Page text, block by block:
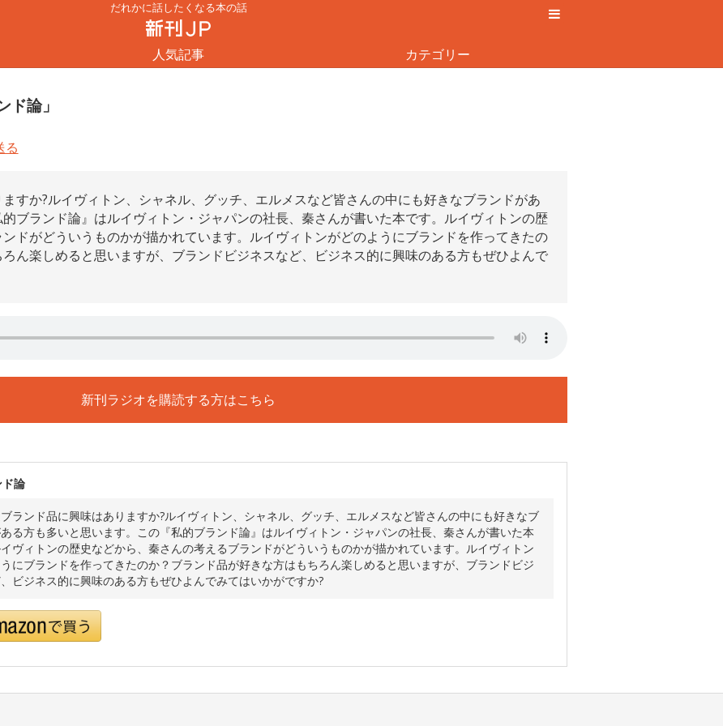
だれかに話したくなる本の話
人気記事 カテゴリー
論」
すか?ルイヴィトン、シャネル、グッチ、エルメスなど皆さんの中にも好きなブランドがあ
ブランド論』はルイヴィトン・ジャパンの社長、秦さんが書いた本です。ルイヴィトンの歴
ドがどういうものかが描かれています。ルイヴィトンがどのようにブランドを作ってきたの
ん楽しめると思いますが、ブランドビジネスなど、ビジネス的に興味のある方もぜひよんで
新刊ラジオを購読する方はこちら
論
ランド品に興味はありますか?ルイヴィトン、シャネル、グッチ、エルメスなど皆さんの中にも好きなブ
る方も多いと思います。この『私的ブランド論』はルイヴィトン・ジャパンの社長、秦さんが書いた本
ヴィトンの歴史などから、秦さんの考えるブランドがどういうものかが描かれています。ルイヴィトン
にブランドを作ってきたのか？ブランド品が好きな方はもちろん楽しめると思いますが、ブランドビジ
ビジネス的に興味のある方もぜひよんでみてはいかがですか?